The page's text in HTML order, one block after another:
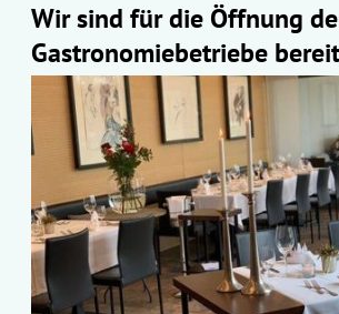
Wir sind für die Öffnung
Gastronomiebetriebe bereit